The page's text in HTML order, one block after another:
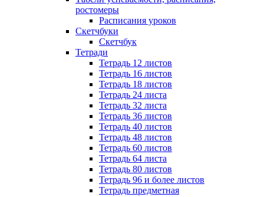
ростомеры
Расписания уроков
Скетчбуки
Скетчбук
Тетради
Тетрадь 12 листов
Тетрадь 16 листов
Тетрадь 18 листов
Тетрадь 24 листа
Тетрадь 32 листа
Тетрадь 36 листов
Тетрадь 40 листов
Тетрадь 48 листов
Тетрадь 60 листов
Тетрадь 64 листа
Тетрадь 80 листов
Тетрадь 96 и более листов
Тетрадь предметная